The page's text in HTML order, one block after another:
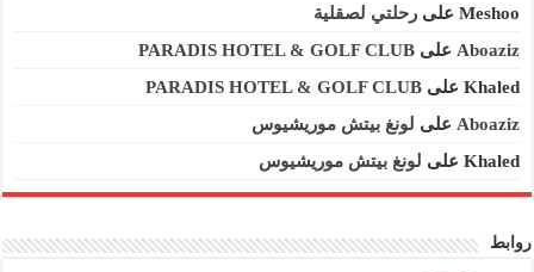
Meshooعلى رحلتي لصقلية
Aboaziz على PARADIS HOTEL & GOLF CLUB
Khaledعلى PARADIS HOTEL & GOLF CLUB
Aboaziz على لونغ بيتش موريشيوس
Khaledعلى لونغ بيتش موريشيوس
روابط